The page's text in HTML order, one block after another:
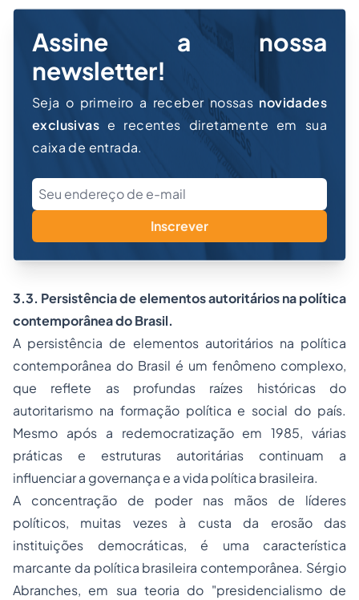
Assine a nossa
newsletter!
Seja o primeiro a receber nossas novidades
exclusivas e recentes diretamente em sua
caixa de entrada.
Inscrever
3.3. Persistência de elementos autoritários na política
contemporânea do Brasil.
A persistência de elementos autoritários na política
contemporânea do Brasil é um fenômeno complexo,
que reflete as profundas raízes históricas do
autoritarismo na formação política e social do país.
Mesmo após a redemocratização em 1985, várias
práticas e estruturas autoritárias continuam a
influenciar a governança e a vida política brasileira.
A concentração de poder nas mãos de líderes
políticos, muitas vezes à custa da erosão das
instituições democráticas, é uma característica
marcante da política brasileira contemporânea. Sérgio
Abranches, em sua teoria do "presidencialismo de